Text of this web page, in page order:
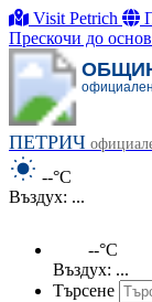
Visit Petrich
Прескочи до
ПЕТРИЧ
--°C
Въздух: ...
--°C
Въздух: ...
Търсене